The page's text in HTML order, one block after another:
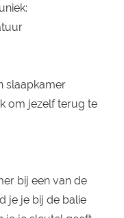
slaapkamer
om jezelf terug te
bij een van de
je je bij de balie